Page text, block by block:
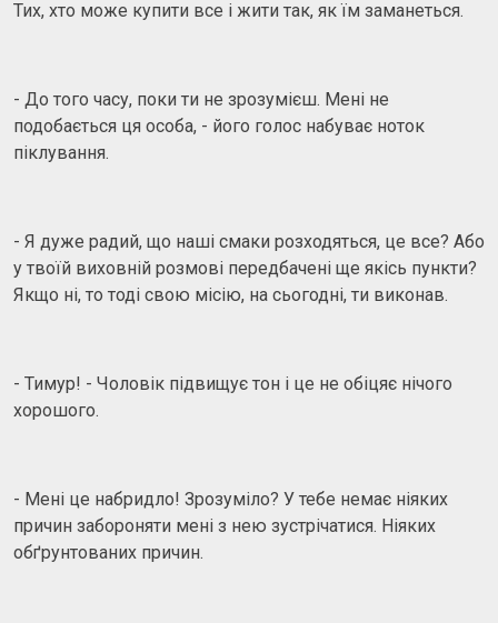
Тих, хто може купити все і жити так, як їм заманеться.
- До того часу, поки ти не зрозумієш. Мені не
подобається ця особа, - його голос набуває ноток
піклування.
- Я дуже радий, що наші смаки розходяться, це все? Або
у твоїй виховній розмові передбачені ще якісь пункти?
Якщо ні, то тоді свою місію, на сьогодні, ти виконав.
- Тимур! - Чоловік підвищує тон і це не обіцяє нічого
хорошого.
- Мені це набридло! Зрозуміло? У тебе немає ніяких
причин забороняти мені з нею зустрічатися. Ніяких
обґрунтованих причин.